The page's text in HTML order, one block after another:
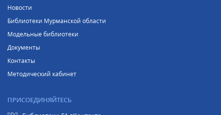
Новости
Библиотеки Мурманской области
Модельные библиотеки
Документы
Контакты
Методический кабинет
ПРИСОЕДИНЯЙТЕСЬ